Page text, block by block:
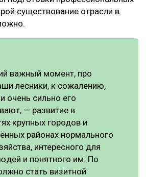
существование отрасли в
важный момент, про
лесники, к сожалению,
очень сильно его
— развитие в
крупных городов и
районах нормального
интересного для
и понятного им. По
стать визитной